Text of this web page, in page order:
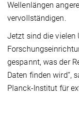
Wellenlängen
vervollständigen.
Jetzt sind die vielen
gespannt, was der
Daten finden wird“,
Planck-Institut für